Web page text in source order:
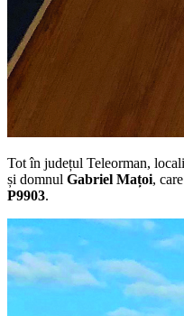
Tot în județul Teleorman,
și domnul Gabriel Mațoi,
P9903.